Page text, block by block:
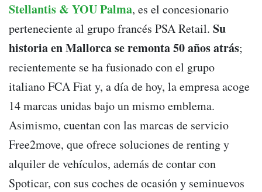
Stellantis & YOU Palma, es el concesionario
perteneciente al grupo francés PSA Retail. Su
historia en Mallorca se remonta 50 años atrás;
recientemente se ha fusionado con el grupo
italiano FCA Fiat y, a día de hoy, la empresa acoge
14 marcas unidas bajo un mismo emblema.
Asimismo, cuentan con las marcas de servicio
Free2move, que ofrece soluciones de renting y
alquiler de vehículos, además de contar con
Spoticar, con sus coches de ocasión y seminuevos